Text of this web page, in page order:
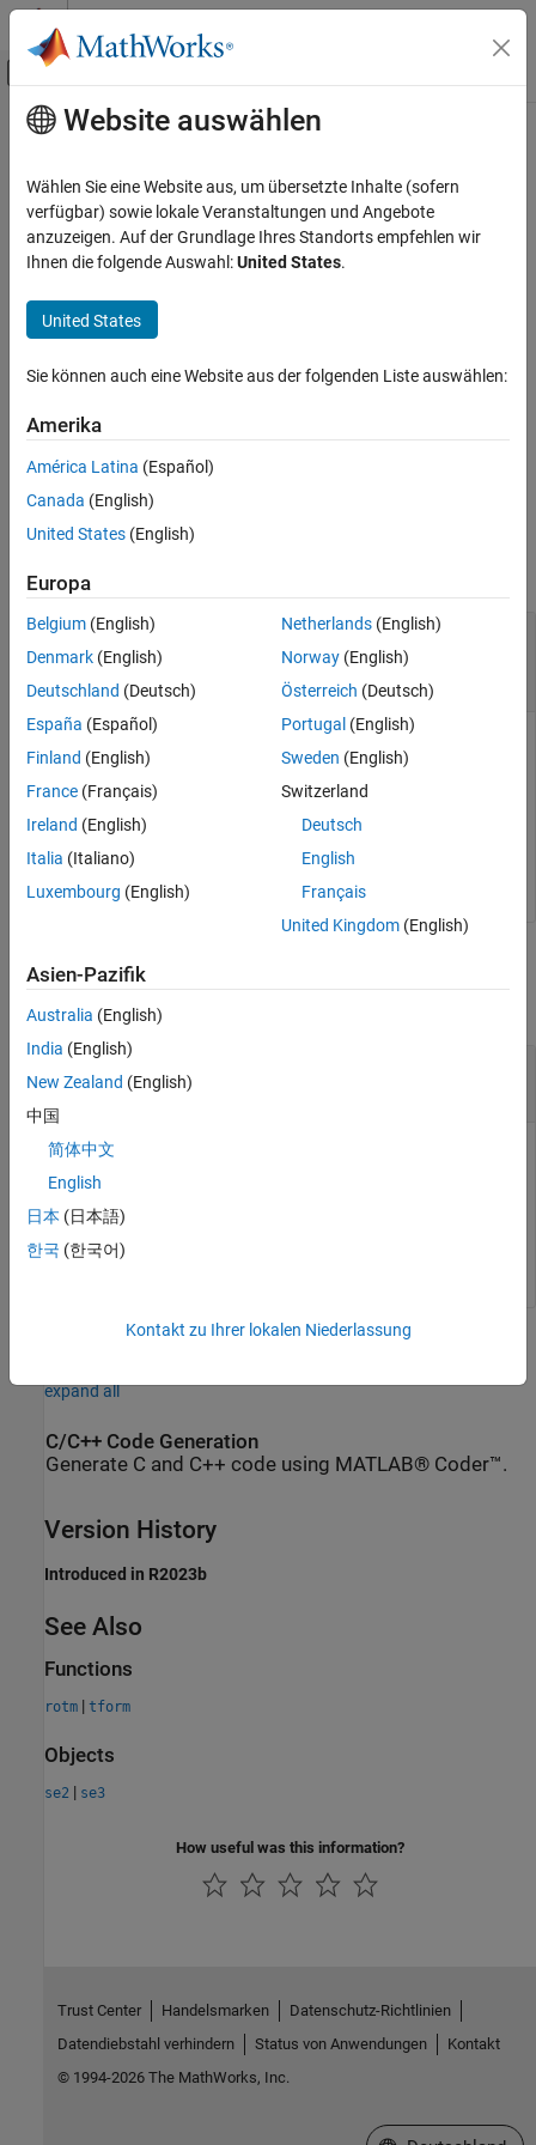
Weiter zum Inhalt
Umschaltung für Off-Canvas-
Startseite der Dokumentation
Robotics and Autonomous Systems
Sensor Fusion and Tracking Toolbox
Orientation, Position, and Coordinate Systems
trvec
Description
Input Arguments
Output Arguments
Extended Capabilities
Version History
Hauptinhalt
trvec
Extract translation vector
Since R2023b
collapse all in page
Syntax
Description
translationVector
transformationtransformation
Input Arguments
transformation Transformation
se2object object|N-element array of
transformation objects
object, or an -element array of transformation objects.
the total number of transformations.
be of the same type.
Output Arguments
collapse all
N-by-2 matrix |
Translation vector, returned as an
objects or an
translation vector in the form [
[XYZ] for 3-D transformations.
expand all
C/C++ Code Generation
Generate C and C++ code using MATLAB® Coder™.
Version History
Introduced in R2023b
See Also
Functions
rotm | tform
Objects
se2 | se3
How useful was this information?
Website auswählen
Wählen Sie eine Website aus, um übersetzte Inhalte (sofern
verfügbar) sowie lokale Veranstaltungen und Angebote
anzuzeigen. Auf der Grundlage Ihres Standorts empfehlen wir
Ihnen die folgende Auswahl:United States.
United States
Sie können auch eine Website aus der folgenden Liste auswählen:
Amerika
América Latina (Español)
Canada (English)
United States (English)
Europa
Belgium (English)
Denmark (English)
Deutschland (Deutsch)
España (Español)
Finland (English)
France (Français)
Ireland (English)
Italia (Italiano)
Luxembourg (English)
Netherlands(English)
Norway(English)
Österreich (Deutsch)
Portugal (English)
Sweden (English)
Switzerland
Deutsch
English
Français
United Kingdom(English)
Asien-Pazifik
Australia (English)
India (English)
New Zealand (English)
中国
简体中文
English
日本 (日本語)
한국 (한국어)
Kontakt zu Ihrer lokalen Niederlassung
Trust Center Handelsmarken
Datenschutz-Richtlinien
Datendiebstahl verhindern
Status von Anwendungen
Kontakt
© 1994-2026 The MathWorks, Inc.